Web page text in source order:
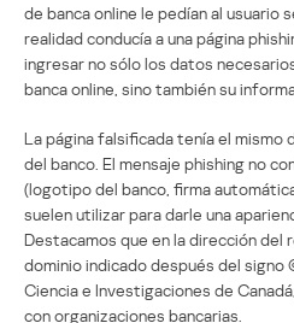
de banca online le pedían al usuario
realidad conducía a una página
ingresar no sólo los datos
banca online, sino también su
La página falsificada tenía el mismo
del banco. El mensaje phishing no
(logotipo del banco, firma
suelen utilizar para darle una
Destacamos que en la dirección del
dominio indicado después del signo
Ciencia e Investigaciones de
con organizaciones bancarias.